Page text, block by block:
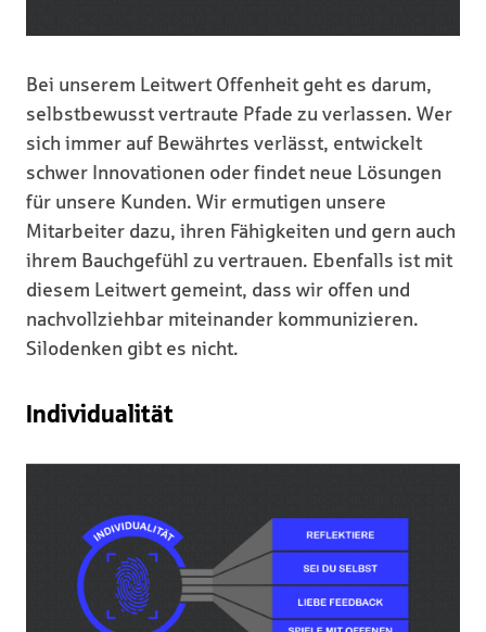
Bei unserem Leitwert Offenheit geht es darum,
selbstbewusst vertraute Pfade zu verlassen. Wer
sich immer auf Bewährtes verlässt, entwickelt
schwer Innovationen oder findet neue Lösungen
für unsere Kunden. Wir ermutigen unsere
Mitarbeiter dazu, ihren Fähigkeiten und gern auch
ihrem Bauchgefühl zu vertrauen. Ebenfalls ist mit
diesem Leitwert gemeint, dass wir offen und
nachvollziehbar miteinander kommunizieren.
Silodenken gibt es nicht.
Individualität